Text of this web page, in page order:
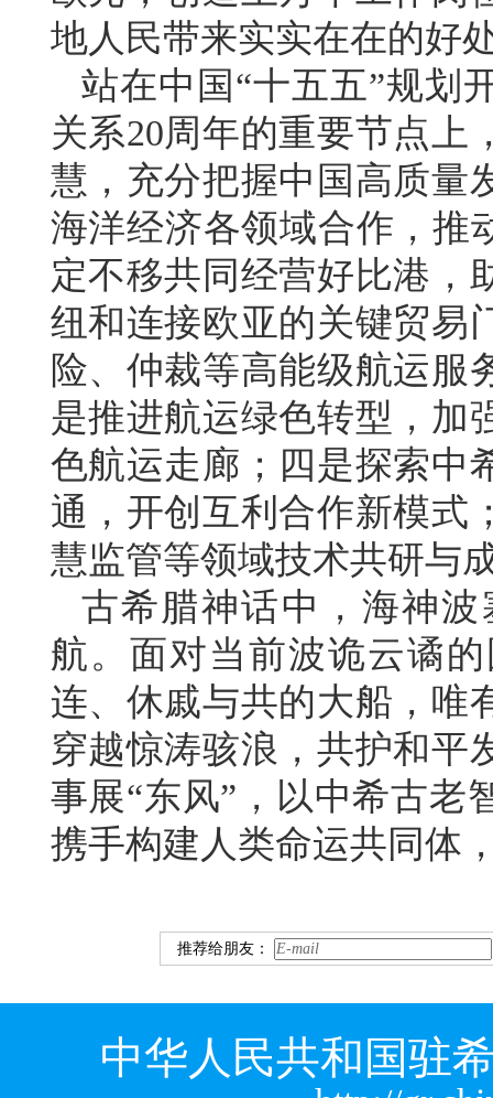
地人民带来实实在在的好
站在中国“十五五”规划
关系20周年的重要节点上
慧，充分把握中国高质量
海洋经济各领域合作，推
定不移共同经营好比港，
纽和连接欧亚的关键贸易
险、仲裁等高能级航运服
是推进航运绿色转型，加
色航运走廊；四是探索中
通，开创互利合作新模式
慧监管等领域技术共研与
古希腊神话中，海神
航。面对当前波诡云谲
连、休戚与共的大船，唯
穿越惊涛骇浪，共护和平
事展“东风”，以中希古老
携手构建人类命运共同体
推荐给朋友：
中华人民共和国驻